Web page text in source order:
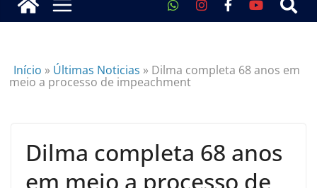
Início » Últimas Noticias » Dilma completa 68 anos em
meio a processo de impeachment
Dilma completa 68 anos
em meio a processo de